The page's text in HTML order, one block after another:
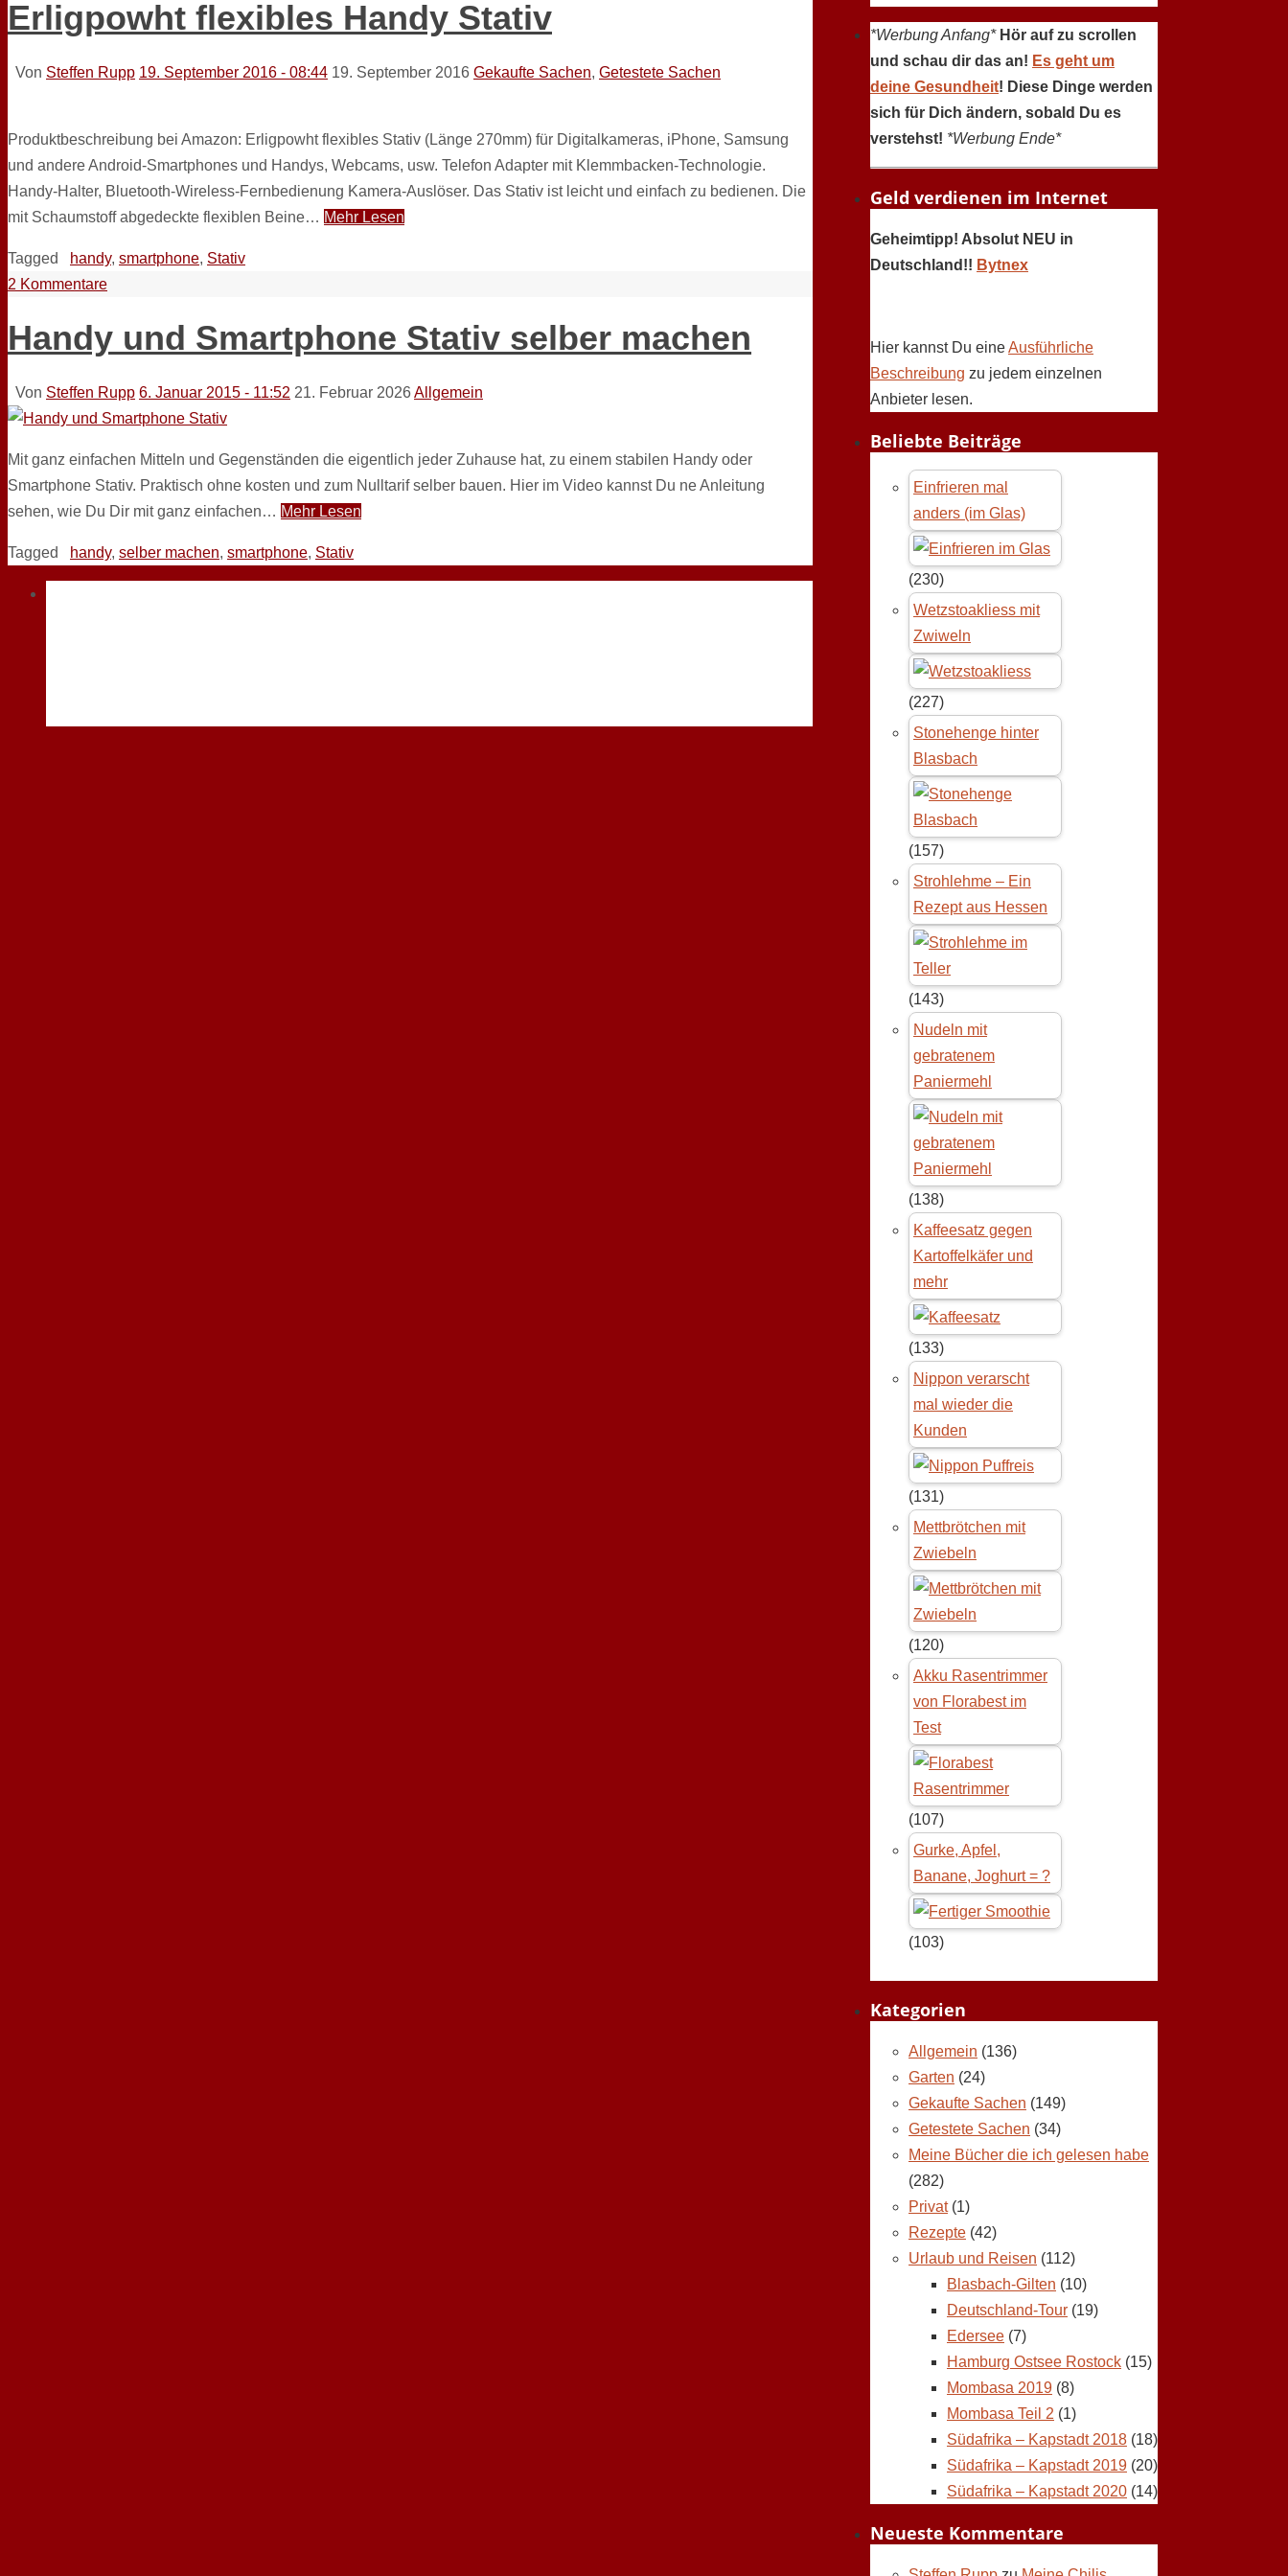
Erligpowht flexibles Handy Stativ
Von Steffen Rupp 19. September 2016 - 08:44 19. September 2016 Gekaufte Sachen, Getestete Sachen
Produktbeschreibung bei Amazon: Erligpowht flexibles Stativ (Länge 270mm) für Digitalkameras, iPhone, Samsung
und andere Android-Smartphones und Handys, Webcams, usw. Telefon Adapter mit Klemmbacken-Technologie.
Handy-Halter, Bluetooth-Wireless-Fernbedienung Kamera-Auslöser. Das Stativ ist leicht und einfach zu bedienen. Die
mit Schaumstoff abgedeckte flexiblen Beine… Mehr Lesen
Tagged handy, smartphone, Stativ
2 Kommentare
Handy und Smartphone Stativ selber machen
Von Steffen Rupp 6. Januar 2015 - 11:52 21. Februar 2026Allgemein
Mit ganz einfachen Mitteln und Gegenständen die eigentlich jeder Zuhause hat, zu einem stabilen Handy oder
Smartphone Stativ. Praktisch ohne kosten und zum Nulltarif selber bauen. Hier im Video kannst Du ne Anleitung
sehen, wie Du Dir mit ganz einfachen… Mehr Lesen
Tagged handy, selber machen, smartphone, Stativ
*Werbung Anfang* Hör auf zu scrollen
und schau dir das an! Es geht um
deine Gesundheit! Diese Dinge werden
sich für Dich ändern, sobald Du es
verstehst! *Werbung Ende*
Geld verdienen im Internet
Geheimtipp! Absolut NEU in
Deutschland!! Bytnex
Hier kannst Du eineAusführliche
Beschreibung zu jedem einzelnen
Anbieter lesen.
Beliebte Beiträge
Einfrieren mal
anders (im Glas)
(230)
Wetzstoakliess mit
Zwiweln
(227)
Stonehenge hinter
Blasbach
(157)
Strohlehme – Ein
Rezept aus Hessen
(143)
Nudeln mit
gebratenem
Paniermehl
(138)
Kaffeesatz gegen
Kartoffelkäfer und
mehr
(133)
Nippon verarscht
mal wieder die
Kunden
(131)
Mettbrötchen mit
Zwiebeln
(120)
Akku Rasentrimmer
von Florabest im
Test
(107)
Gurke, Apfel,
Banane, Joghurt = ?
(103)
Kategorien
Allgemein (136)
Garten (24)
Gekaufte Sachen (149)
Getestete Sachen (34)
Meine Bücher die ich gelesen habe
(282)
Privat(1)
Rezepte (42)
Urlaub und Reisen (112)
Blasbach-Gilten (10)
Deutschland-Tour (19)
Edersee (7)
Hamburg Ostsee Rostock (15)
Mombasa 2019 (8)
Mombasa Teil 2 (1)
Südafrika – Kapstadt 2018 (18)
Südafrika – Kapstadt 2019 (20)
Südafrika – Kapstadt 2020 (14)
Neueste Kommentare